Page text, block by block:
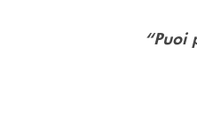
“Puoi